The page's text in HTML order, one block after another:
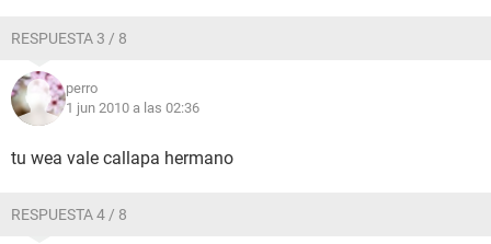
RESPUESTA 3 / 8
perro
1 jun 2010 a las 02:36
tu wea vale callapa hermano
RESPUESTA 4 / 8